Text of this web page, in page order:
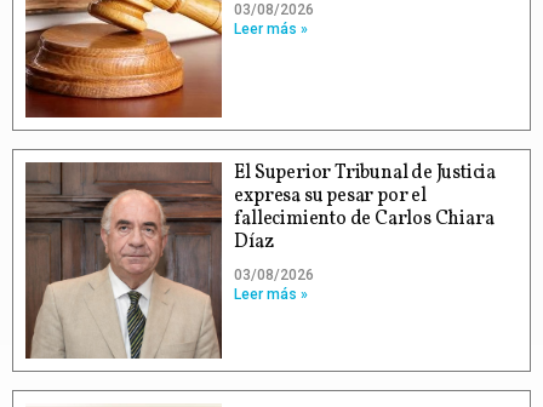
03/08/2026
Leer más »
El Superior Tribunal de Justicia
expresa su pesar por el
fallecimiento de Carlos Chiara
Díaz
03/08/2026
Leer más »